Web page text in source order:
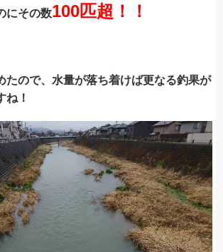
にその数100匹超！！
たので、水量が落ち着けば更なる釣果が
ね！